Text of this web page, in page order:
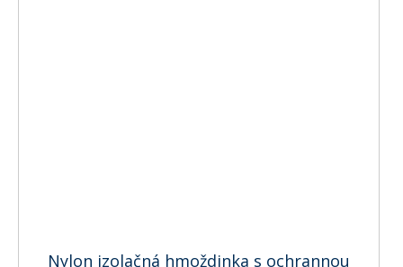
Nylon izolačná hmoždinka s ochrannou